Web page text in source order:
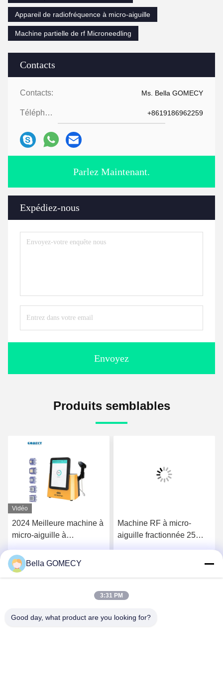
Contacts
Contacts: Ms. Bella GOMECY
Téléphone: +8619186962259
Parlez Maintenant.
Expédiez-nous
Envoyez
Appareil de radiofréquence à micro-aiguille
Machine partielle de rf Microneedling
Produits semblables
Vidéo
2024 Meilleure machine à
micro-aiguille à
Skinpen RF Fractionnelle
Machine à micro-aiguille
Machine RF à micro-
aiguille fractionnée 25
Bella GOMECY
3:31 PM
Good day, what product are you looking for?